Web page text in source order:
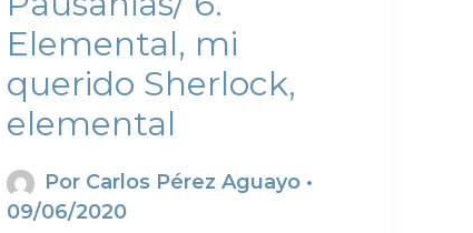
Elemental, mi
querido Sherlock,
elemental
Por Carlos Pérez Aguayo •
09/06/2020